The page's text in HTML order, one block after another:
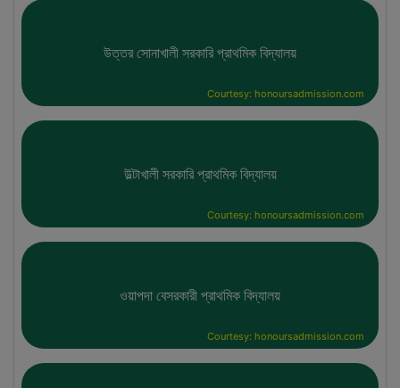
উত্তর সোনাখালী সরকারি প্রাথমিক বিদ্যালয়
Courtesy: honoursadmission.com
উল্টাখালী সরকারি প্রাথমিক বিদ্যালয়
Courtesy: honoursadmission.com
ওয়াপদা বেসরকারী প্রাথমিক বিদ্যালয়
Courtesy: honoursadmission.com